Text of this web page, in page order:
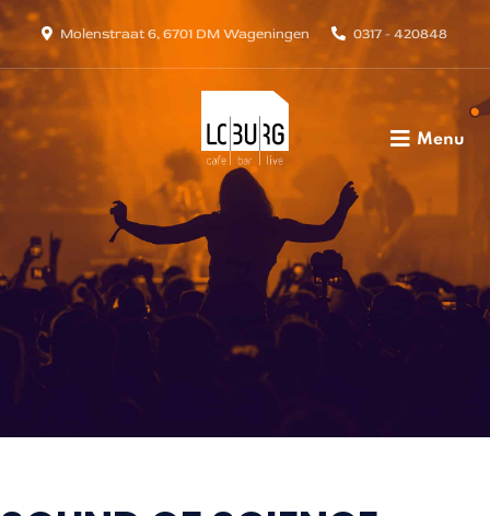
Molenstraat 6, 6701 DM Wageningen 0317 - 420848
Menu